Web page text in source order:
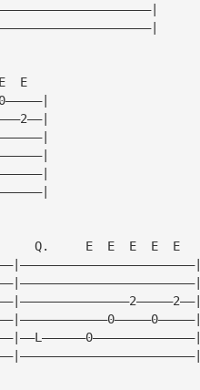
E  E
Q.     E  E  E  E  E